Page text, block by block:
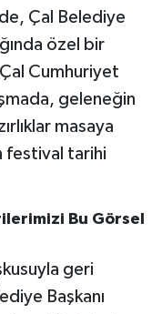
Çal Belediye
özel bir
Cumhuriyet
geleneğin
masaya
festival tarihi
Bu Görsel
geri
Başkanı